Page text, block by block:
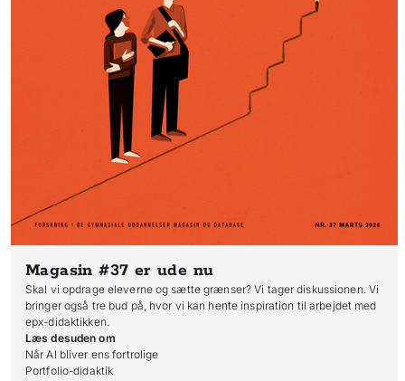
Magasin #37 er ude nu
Skal vi opdrage eleverne og sætte grænser? Vi tager diskussionen. Vi
bringer også tre bud på, hvor vi kan hente inspiration til arbejdet med
epx-didaktikken.
Læs desuden om
Når AI bliver ens fortrolige
Portfolio-didaktik